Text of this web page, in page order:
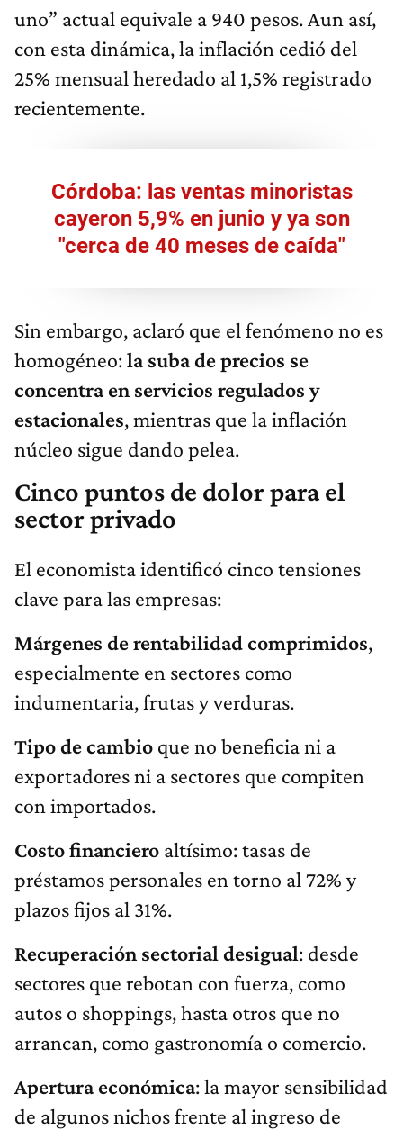
uno” actual equivale a 940 pesos. Aun así,
con esta dinámica, la inflación cedió del
25% mensual heredado al 1,5% registrado
recientemente.
Córdoba: las ventas minoristas
cayeron 5,9% en junio y ya son
"cerca de 40 meses de caída"
Sin embargo, aclaró que el fenómeno no es
homogéneo:la suba de precios se
concentra en servicios regulados y
estacionales, mientras que la inflación
núcleo sigue dando pelea.
Cinco puntos de dolor para el
sector privado
El economista identificó cinco tensiones
clave para las empresas:
Márgenes de rentabilidad comprimidos,
especialmente en sectores como
indumentaria, frutas y verduras.
Tipo de cambio que no beneficia ni a
exportadores ni a sectores que compiten
con importados.
Costo financiero altísimo: tasas de
préstamos personales en torno al 72% y
plazos fijos al 31%.
Recuperación sectorial desigual: desde
sectores que rebotan con fuerza, como
autos o shoppings, hasta otros que no
arrancan, como gastronomía o comercio.
Apertura económica: la mayor sensibilidad
de algunos nichos frente al ingreso de